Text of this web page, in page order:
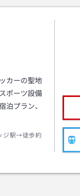
カーの聖地
ポーツ設備
泊プラン、
ジ駅→徒歩約